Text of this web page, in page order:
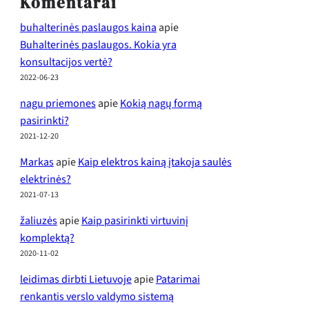
buhalterinės paslaugos kainaapie
Buhalterinės paslaugos. Kokia yra
konsultacijos vertė?
2022-06-23
nagu priemonesapieKokią nagų formą
pasirinkti?
2021-12-20
MarkasapieKaip elektros kainą įtakoja saulės
elektrinės?
2021-07-13
žaliuzėsapieKaip pasirinkti virtuvinį
komplektą?
2020-11-02
leidimas dirbti LietuvojeapiePatarimai
renkantis verslo valdymo sistemą